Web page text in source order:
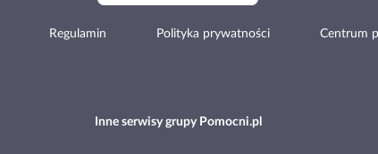
Regulamin Polityka prywatności Centrum
Inne serwisy grupy Pomocni.pl